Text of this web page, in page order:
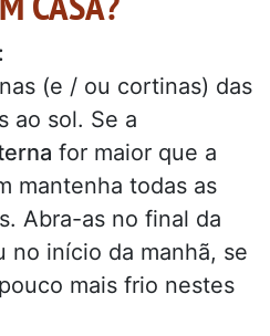
(e / ou cortinas) das
ao sol. Se a
for maior que a
mantenha todas as
Abra-as no final da
no início da manhã, se
mais frio nestes